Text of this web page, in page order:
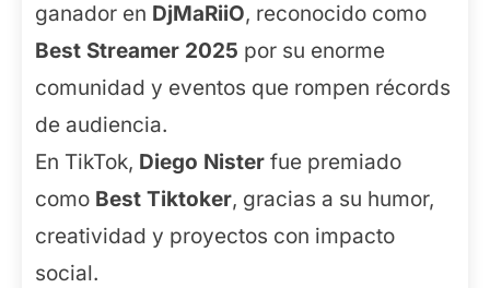
ganador en DjMaRiiO, reconocido como
Best Streamer 2025 por su enorme
comunidad y eventos que rompen récords
de audiencia.
En TikTok, Diego Nister fue premiado
como Best Tiktoker, gracias a su humor,
creatividad y proyectos con impacto
social.